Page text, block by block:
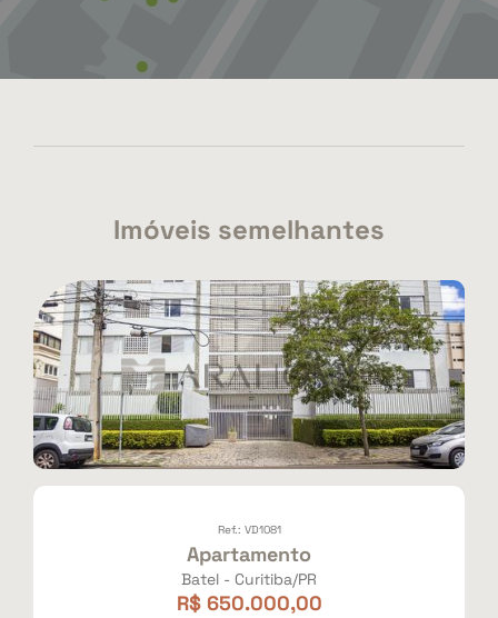
Imóveis semelhantes
Ref.: VD1081
Apartamento
Batel - Curitiba/PR
R$ 650.000,00